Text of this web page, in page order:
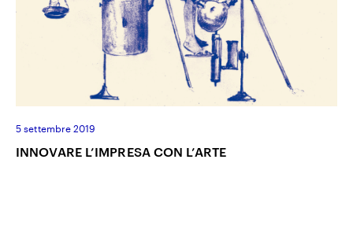
5 settembre 2019
INNOVARE L’IMPRESA CON L’ARTE